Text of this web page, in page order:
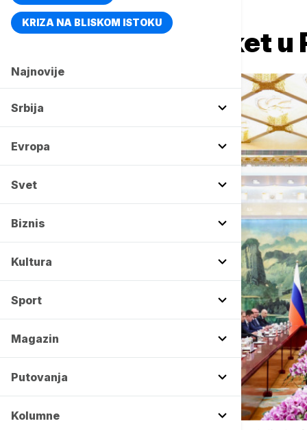
KRIZA NA BLISKOM ISTOKU
Najnovije
Srbija
Evropa
Svet
Biznis
Kultura
Sport
Magazin
Putovanja
Kolumne
Naslovna Svet
Si priredio banket u